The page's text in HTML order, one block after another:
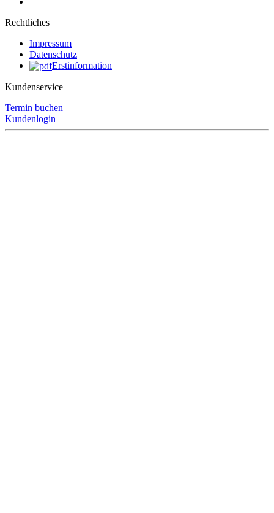
Rechtliches
Impressum
Datenschutz
Erstinformation
Kundenservice
Termin buchen
Kundenlogin